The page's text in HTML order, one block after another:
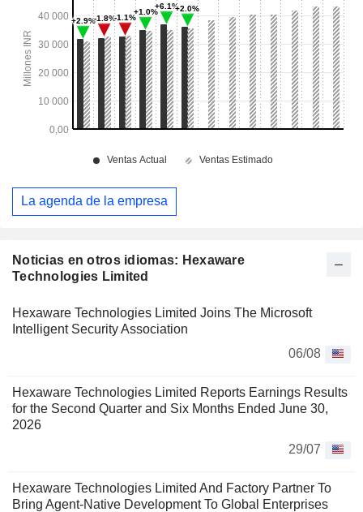
Noticias en otros idiomas: Hexaware
Technologies Limited
Hexaware Technologies Limited Joins The Microsoft
Intelligent Security Association
06/08
Hexaware Technologies Limited Reports Earnings Results
for the Second Quarter and Six Months Ended June 30,
2026
29/07
Hexaware Technologies Limited And Factory Partner To
Bring Agent-Native Development To Global Enterprises
La agenda de la empresa